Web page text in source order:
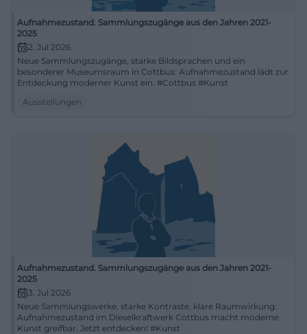
Aufnahmezustand. Sammlungszugänge aus den Jahren 2021-
2025
2. Jul 2026
Neue Sammlungszugänge, starke Bildsprachen und ein
besonderer Museumsraum in Cottbus: Aufnahmezustand lädt zur
Entdeckung moderner Kunst ein. #Cottbus #Kunst
Ausstellungen
Aufnahmezustand. Sammlungszugänge aus den Jahren 2021-
2025
3. Jul 2026
Neue Sammlungswerke, starke Kontraste, klare Raumwirkung:
Aufnahmezustand im Dieselkraftwerk Cottbus macht moderne
Kunst greifbar. Jetzt entdecken! #Kunst